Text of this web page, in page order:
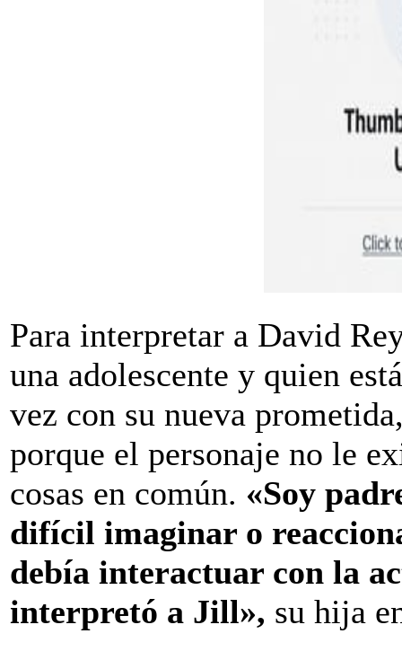
Para interpretar a David
una adolescente y quien
vez con su nueva
porque el personaje no le
cosas en común. «Soy
difícil imaginar o
debía interactuar con la
interpretó a Jill», su hija